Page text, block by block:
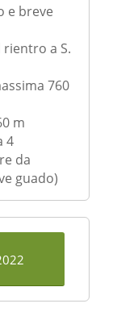
e breve
rientro a S.
760
m
4
da
guado)